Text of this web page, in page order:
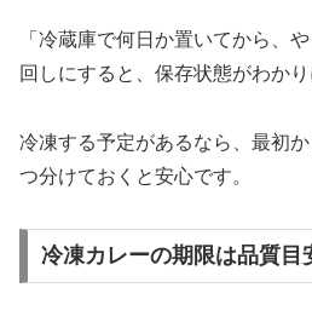
「冷蔵庫で何日か置いてから、
回しにすると、保存状態がわかり
冷凍する予定があるなら、最初
つ分けておくと安心です。
冷凍カレーの期限は品質目